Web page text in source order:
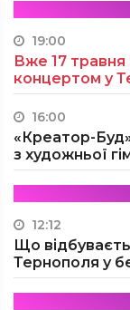
19:00
Вже 17 травня
концертом у
16:00
«Креатор-
з художньої
12:12
Що
Тернополя у